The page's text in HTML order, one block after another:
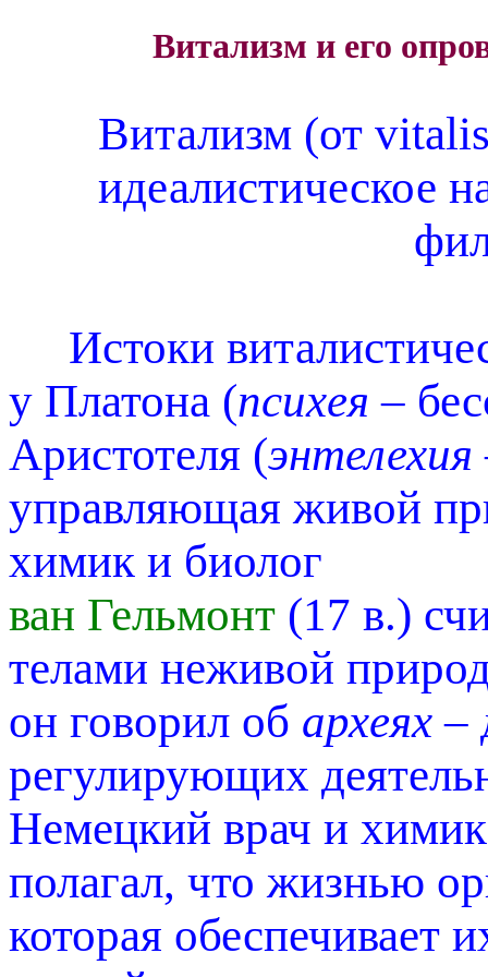
Витализм и его
Витализм (от
идеалистическое
Истоки
у Платона (психея –
Аристотеля (энтелехия
управляющая живой
химик и биолог
ван Гельмонт (17 в.)
телами неживой
он говорил об археях –
регулирующих
Немецкий врач и
полагал, что жизнью
которая обеспечивает